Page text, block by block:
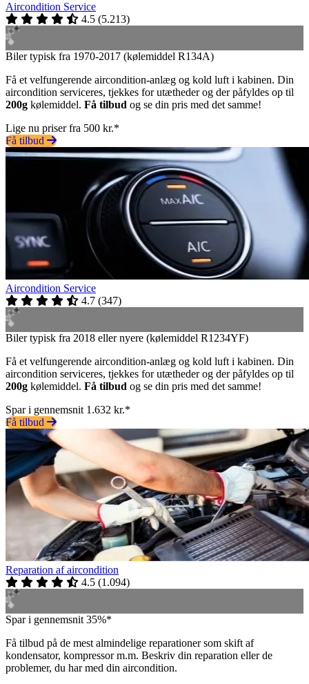
Aircondition Service
4.5 (5.213)
Biler typisk fra 1970-2017 (kølemiddel R134A)
Få et velfungerende aircondition-anlæg og kold luft i kabinen. Din
aircondition serviceres, tjekkes for utætheder og der påfyldes op til
200g kølemiddel. Få tilbud og se din pris med det samme!
Lige nu priser fra 500 kr.*
Få tilbud
Aircondition Service
4.7 (347)
Biler typisk fra 2018 eller nyere (kølemiddel R1234YF)
Få et velfungerende aircondition-anlæg og kold luft i kabinen. Din
aircondition serviceres, tjekkes for utætheder og der påfyldes op til
200g kølemiddel. Få tilbud og se din pris med det samme!
Spar i gennemsnit 1.632 kr.*
Få tilbud
Reparation af aircondition
4.5 (1.094)
Spar i gennemsnit 35%*
Få tilbud på de mest almindelige reparationer som skift af
kondensator, kompressor m.m. Beskriv din reparation eller de
problemer, du har med din aircondition.